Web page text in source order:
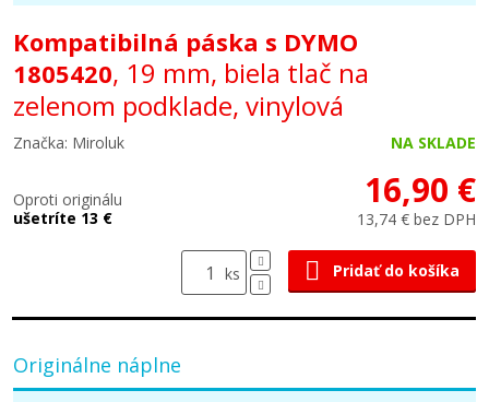
Kompatibilná páska s DYMO
1805420, 19 mm, biela tlač na
zelenom podklade, vinylová
Značka: Miroluk NA SKLADE
Oproti originálu
ušetríte 13 €
16,90 €
13,74 € bez DPH
ks Pridať do košíka
Originálne náplne